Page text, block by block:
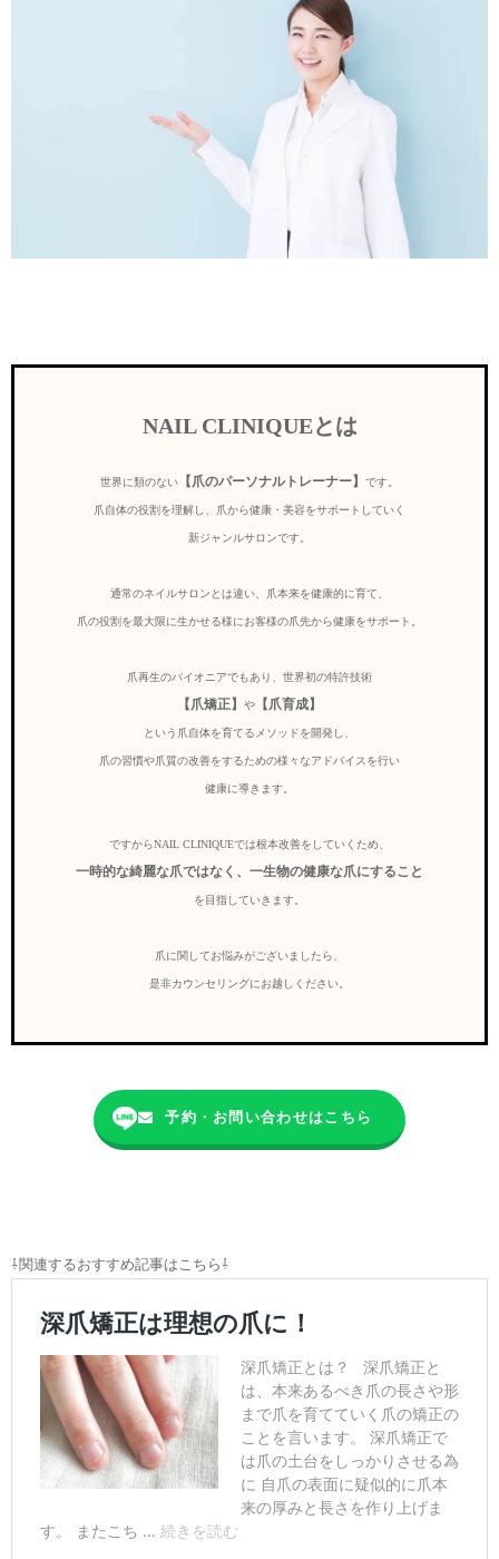
NAIL CLINIQUEとは
世界に類のない 【爪のパーソナルトレーナー】 です。
爪自体の役割を理解し、爪から健康・美容をサポートしていく
新ジャンルサロンです。
通常のネイルサロンとは違い、爪本来を健康的に育て、
爪の役割を最大限に生かせる様にお客様の爪先から健康をサポート。
爪再生のパイオニアでもあり、世界初の特許技術
【爪矯正】 や 【爪育成】
という爪自体を育てるメソッドを開発し、
爪の習慣や爪質の改善をするための様々なアドバイスを行い
健康に導きます。
ですからNAIL CLINIQUEでは根本改善をしていくため、
一時的な綺麗な爪ではなく、一生物の健康な爪にすること
を目指していきます。
爪に関してお悩みがございましたら、
是非カウンセリングにお越しください。
予約・お問い合わせはこちら
⇩関連するおすすめ記事はこちら⇩